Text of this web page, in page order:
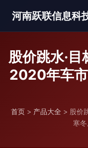
河南跃联信息科
股价跳水·
2020年车
首页 > 产品大全 > 股价
寒